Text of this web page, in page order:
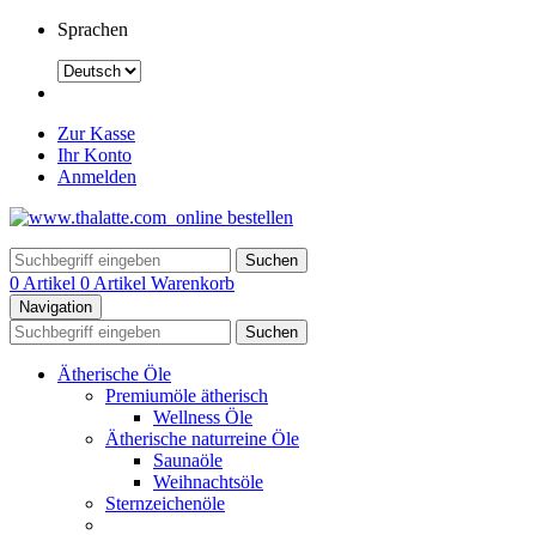
Sprachen
Zur Kasse
Ihr Konto
Anmelden
Suchen
0 Artikel 0 Artikel Warenkorb
Navigation
Suchen
Ätherische Öle
Premiumöle ätherisch
Wellness Öle
Ätherische naturreine Öle
Saunaöle
Weihnachtsöle
Sternzeichenöle